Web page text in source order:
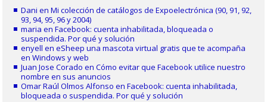
Dani enMi colección de catálogos de Expoelectrónica (90, 91, 92,
93, 94, 95, 96 y 2004)
maria enFacebook: cuenta inhabilitada, bloqueada o
suspendida. Por qué y solución
enyell eneSheep una mascota virtual gratis que te acompaña
en Windows y web
Juan Jose Corado enCómo evitar que Facebook utilice nuestro
nombre en sus anuncios
Omar Raúl Olmos Alfonso enFacebook: cuenta inhabilitada,
bloqueada o suspendida. Por qué y solución